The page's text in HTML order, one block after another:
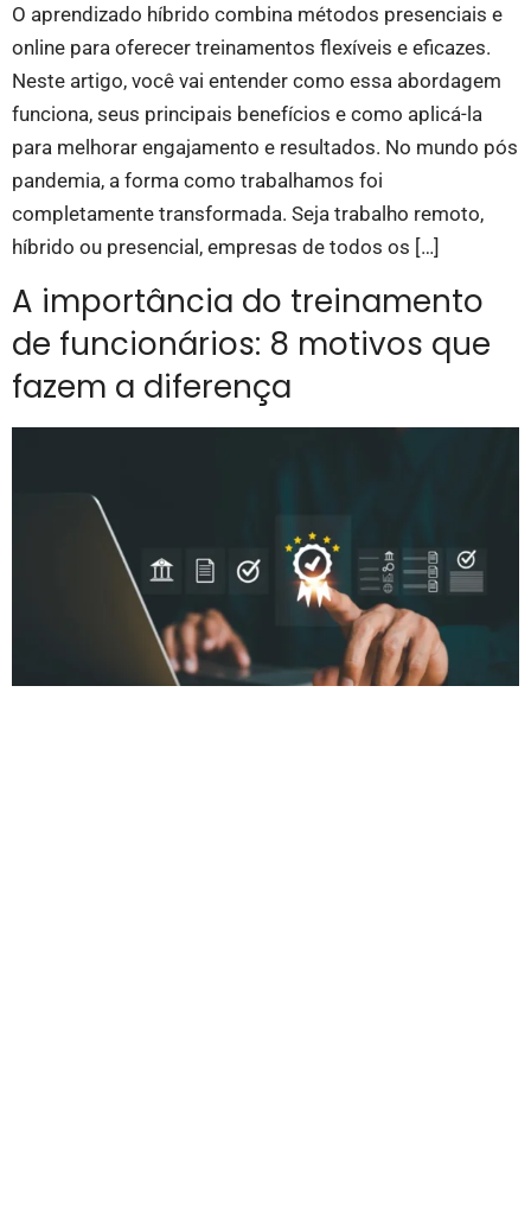
O aprendizado híbrido combina métodos presenciais e
online para oferecer treinamentos flexíveis e eficazes.
Neste artigo, você vai entender como essa abordagem
funciona, seus principais benefícios e como aplicá-la
para melhorar engajamento e resultados. No mundo pós
pandemia, a forma como trabalhamos foi
completamente transformada. Seja trabalho remoto,
híbrido ou presencial, empresas de todos os […]
A importância do treinamento
de funcionários: 8 motivos que
fazem a diferença